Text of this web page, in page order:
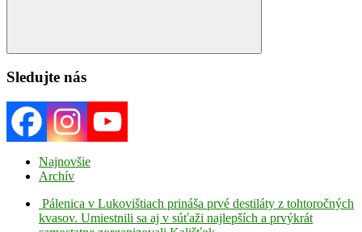
Search
Sledujte nás
Najnovšie
Archív
Pálenica v Lukovištiach prináša prvé destiláty z tohtoročných
kvasov. Umiestnili sa aj v súťaži najlepších a prvýkrát